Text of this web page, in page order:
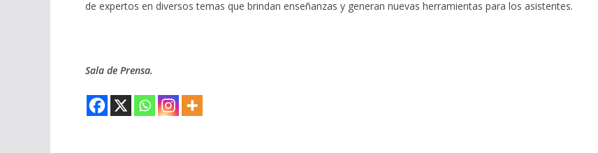
de expertos en diversos temas que brindan enseñanzas y generan nuevas herramientas para los asistentes.
Sala de Prensa.